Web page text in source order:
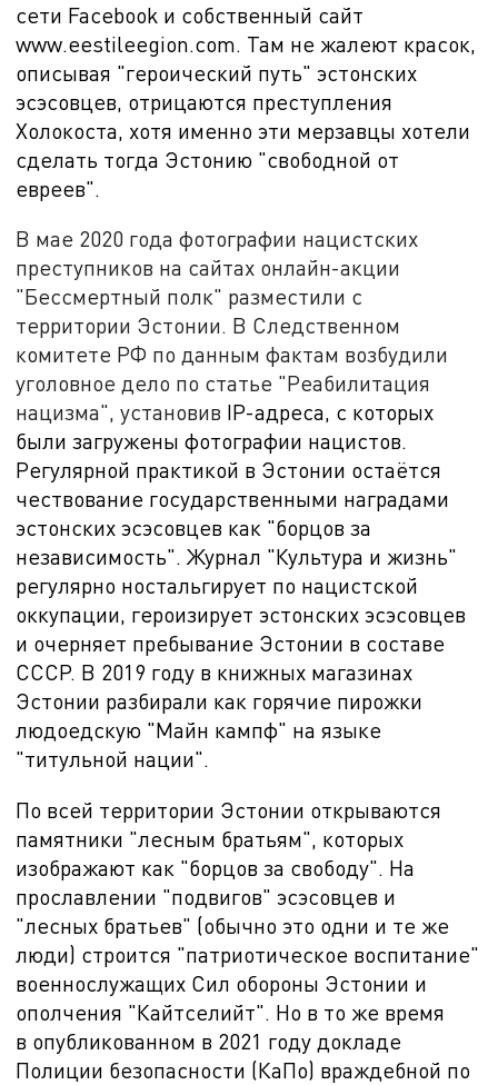
сети Facebook и собственный сайт
www.eestileegion.com. Там не жалеют красок,
описывая "героический путь" эстонских
эсэсовцев, отрицаются преступления
Холокоста, хотя именно эти мерзавцы хотели
сделать тогда Эстонию "свободной от
евреев".
В мае 2020 года фотографии нацистских
преступников на сайтах онлайн-акции
"Бессмертный полк" разместили с
территории Эстонии. В Следственном
комитете РФ по данным фактам возбудили
уголовное дело по статье "Реабилитация
нацизма", установив IP-адреса, с которых
были загружены фотографии нацистов.
Регулярной практикой в Эстонии остаётся
чествование государственными наградами
эстонских эсэсовцев как "борцов за
независимость". Журнал "Культура и жизнь"
регулярно ностальгирует по нацистской
оккупации, героизирует эстонских эсэсовцев
и очерняет пребывание Эстонии в составе
СССР. В 2019 году в книжных магазинах
Эстонии разбирали как горячие пирожки
людоедскую "Майн кампф" на языке
"титульной нации".
По всей территории Эстонии открываются
памятники "лесным братьям", которых
изображают как "борцов за свободу". На
прославлении "подвигов" эсэсовцев и
"лесных братьев" (обычно это одни и те же
люди) строится "патриотическое воспитание"
военнослужащих Сил обороны Эстонии и
ополчения "Кайтселийт". Но в то же время
в опубликованном в 2021 году докладе
Полиции безопасности (КаПо) враждебной по